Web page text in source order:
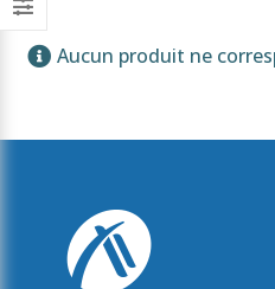
Aucun produit ne